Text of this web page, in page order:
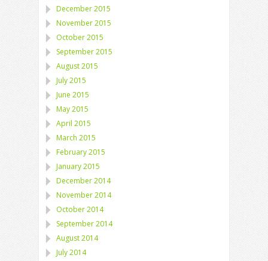
December 2015
November 2015
October 2015
September 2015
August 2015
July 2015
June 2015
May 2015
April 2015
March 2015
February 2015
January 2015
December 2014
November 2014
October 2014
September 2014
August 2014
July 2014